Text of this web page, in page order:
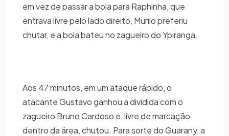
em vez de passar a bola para Raphinha, que
entrava livre pelo lado direito, Murilo preferiu
chutar, e a bola bateu no zagueiro do Ypiranga.
Aos 47 minutos, em um ataque rápido, o
atacante Gustavo ganhou a dividida com o
zagueiro Bruno Cardoso e, livre de marcação
dentro da área, chutou. Para sorte do Guarany, a